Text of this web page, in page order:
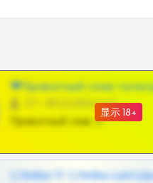
显示 18+
❤Приватный слив
@SZu3ll3sCatt_bot
Приватный слив тг
СЛИВЫ ТГ СЛИВЫ ШКОДЫ